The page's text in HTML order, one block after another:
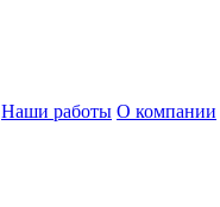
Наши работы О компании